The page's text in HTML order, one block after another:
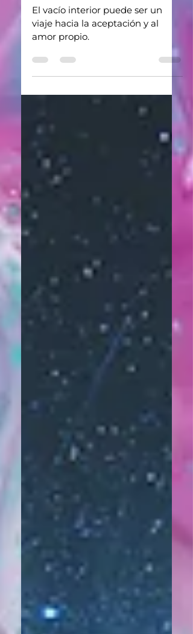
Love
El vacío interior puede ser un
viaje hacia la aceptación y al
amor propio.